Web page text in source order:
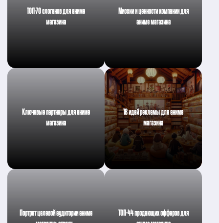
ТОП-70 слоганов для аниме
магазина
Миссии и ценности компании для
аниме магазина
Ключевые партнеры для аниме
магазина
18 идей рекламы для аниме
магазина
Портрет целевой аудитории аниме
ТОП-44 продающих офферов для